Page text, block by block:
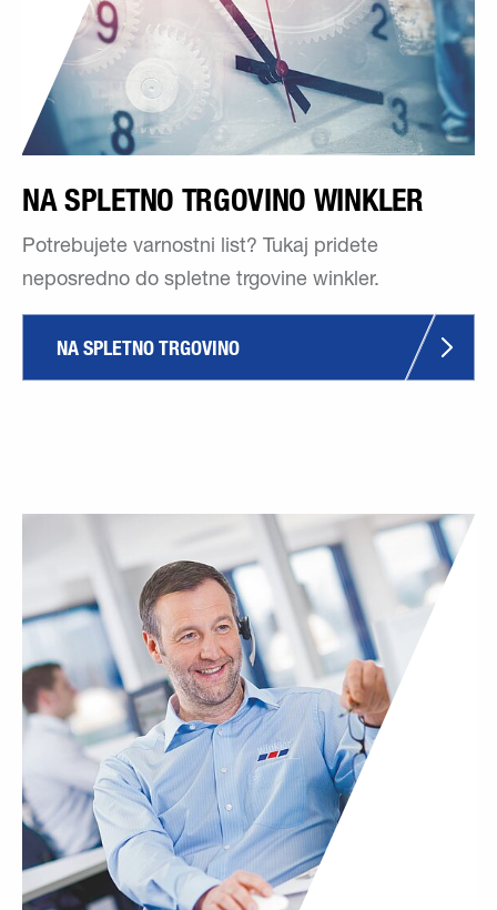
NA SPLETNO TRGOVINO WINKLER
Potrebujete varnostni list? Tukaj pridete
neposredno do spletne trgovine winkler.
NA SPLETNO TRGOVINO